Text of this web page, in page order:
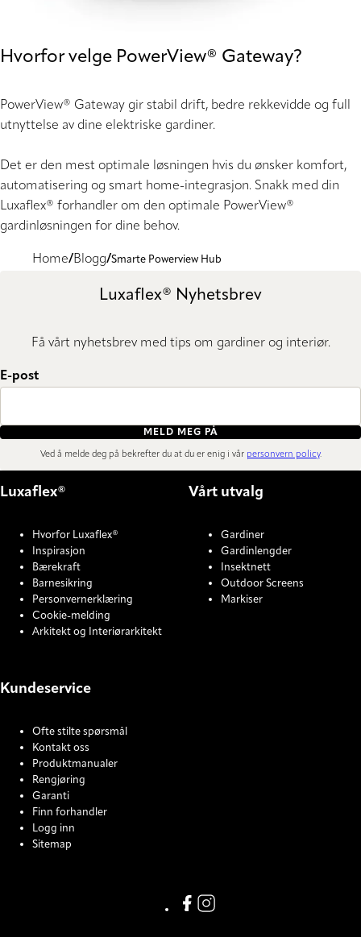
Hvorfor velge PowerView® Gateway?
PowerView® Gateway gir stabil drift, bedre rekkevidde og full
utnyttelse av dine elektriske gardiner.
Det er den mest optimale løsningen hvis du ønsker komfort,
automatisering og smart home-integrasjon. Snakk med din
Luxaflex® forhandler om den optimale PowerView®
gardinløsningen for dine behov.
Home Blogg Smarte Powerview Hub
Luxaflex® Nyhetsbrev
Få vårt nyhetsbrev med tips om gardiner og interiør.
E-post
MELD MEG PÅ
Ved å melde deg på bekrefter du at du er enig i vår personvern policy.
Luxaflex®
Hvorfor Luxaflex®
Inspirasjon
Bærekraft
Barnesikring
Personvernerklæring
Cookie-melding
Arkitekt og Interiørarkitekt
Vårt utvalg
Gardiner
Gardinlengder
Insektnett
Outdoor Screens
Markiser
Kundeservice
Ofte stilte spørsmål
Kontakt oss
Produktmanualer
Rengjøring
Garanti
Finn forhandler
Logg inn
Sitemap
Facebook
Instagram